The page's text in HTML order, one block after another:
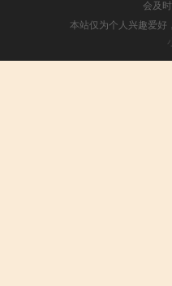
会及
本站仅为个人兴趣爱好